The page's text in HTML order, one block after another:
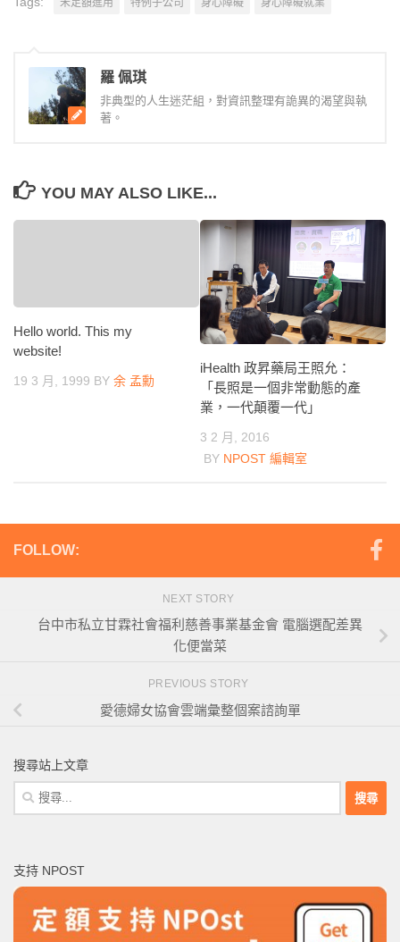
未足額進用 特例子公司 身心障礙 身心障礙就業
羅 佩琪
非典型的人生迷茫組，對資訊整理有詭異的渴望與執
著。
YOU MAY ALSO LIKE...
Hello world. This my
website!
19 3 月, 1999 BY 余 孟勳
iHealth 政昇藥局王照允：
「長照是一個非常動態的產
業，一代顛覆一代」
3 2 月, 2016
BY NPOST 編輯室
FOLLOW:
NEXT STORY
台中市私立甘霖社會福利慈善事業基金會 電腦選配差異
化便當菜
PREVIOUS STORY
愛德婦女協會雲端彙整個案諮詢單
搜尋站上文章
搜
尋
字:
支持 NPOST